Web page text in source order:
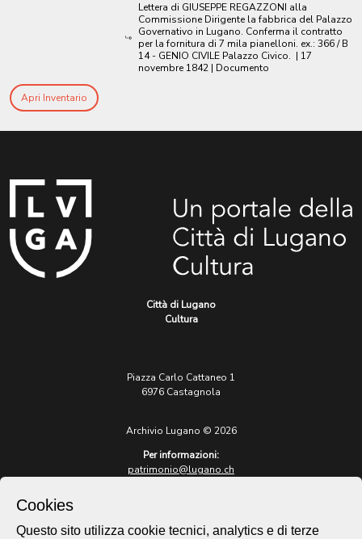
Lettera di GIUSEPPE REGAZZONI alla
Commissione Dirigente la fabbrica del Palazzo
Governativo in Lugano. Conferma il contratto
per la fornitura di 7 mila pianelloni. ex.: 366 / B
14 - GENIO CIVILE Palazzo Civico. | 17
novembre 1842 | Documento
Apri Inventario
Città di Lugano
Cultura
Piazza Carlo Cattaneo 1
6976 Castagnola
Archivio Lugano © 2026
Per informazioni:
patrimonio@lugano.ch
lugano.ch
Cookies
Questo sito utilizza cookie tecnici, analytics e di terze